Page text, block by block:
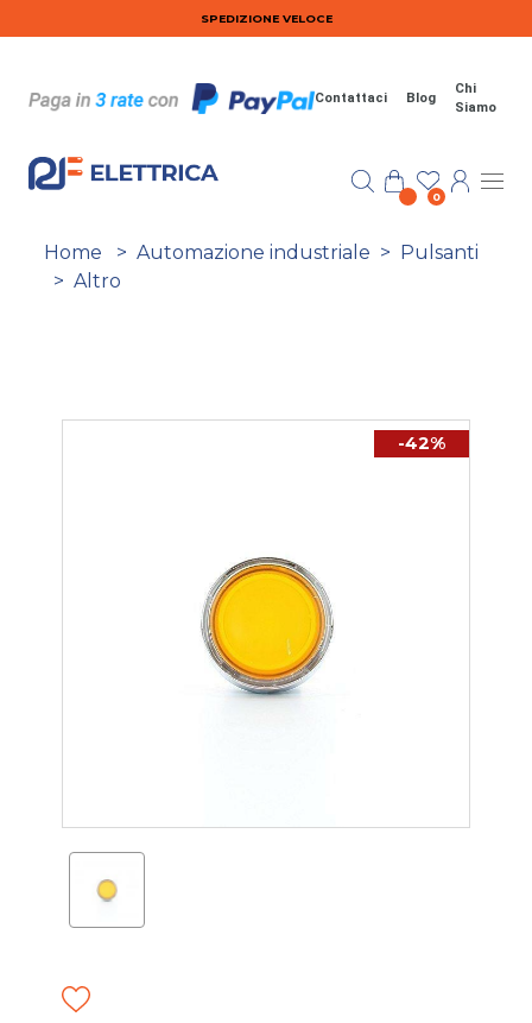
Salta al contenuto principaleSPEDIZIONE VELOCE
Contattaci Blog
Chi
Siamo
0
Home > Automazione industriale >
Pulsanti
> Altro
-42%